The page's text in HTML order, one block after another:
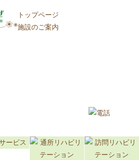
トップページ
施設のご案内